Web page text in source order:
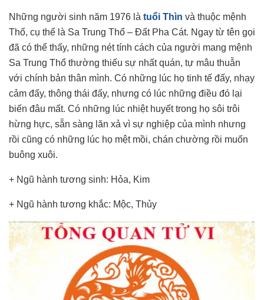
Những người sinh năm 1976 là tuổi Thìn và thuộc mệnh
Thổ, cụ thể là Sa Trung Thổ – Đất Pha Cát. Ngay từ tên gọi
đã có thể thấy, những nét tính cách của người mang mệnh
Sa Trung Thổ thường thiếu sự nhất quán, tự mâu thuẫn
với chính bản thân mình. Có những lúc họ tinh tế đấy, nhạy
cảm đấy, thông thái đấy, nhưng có lúc những điều đó lại
biến đâu mất. Có những lúc nhiệt huyết trong họ sôi trôi
hừng hực, sẵn sàng lăn xả vì sự nghiệp của mình nhưng
rồi cũng có những lúc họ mệt mồi, chán chường rồi muốn
buông xuôi.
+ Ngũ hành tương sinh: Hỏa, Kim
+ Ngũ hành tương khắc: Mộc, Thủy